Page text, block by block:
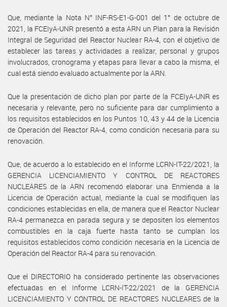
Que, mediante la Nota N° INF-RS-E1-G-001 del 1° de octubre de
2021, la FCEIyA-UNR presentó a esta ARN un Plan para la Revisión
Integral de Seguridad del Reactor Nuclear RA-4, con el objetivo de
establecer las tareas y actividades a realizar, personal y grupos
involucrados, cronograma y etapas para llevar a cabo la misma, el
cual está siendo evaluado actualmente por la ARN.
Que la presentación de dicho plan por parte de la FCEIyA-UNR es
necesaria y relevante, pero no suficiente para dar cumplimiento a
los requisitos establecidos en los Puntos 10, 43 y 44 de la Licencia
de Operación del Reactor RA-4, como condición necesaria para su
renovación.
Que, de acuerdo a lo establecido en el Informe LCRN-IT-22/2021, la
GERENCIA LICENCIAMIENTO Y CONTROL DE REACTORES
NUCLEARES de la ARN recomendó elaborar una Enmienda a la
Licencia de Operación actual, mediante la cual se modifiquen las
condiciones establecidas en ella, de manera que el Reactor Nuclear
RA-4 permanezca en parada segura y se depositen los elementos
combustibles en la caja fuerte hasta tanto se cumplan los
requisitos establecidos como condición necesaria en la Licencia de
Operación del Reactor RA-4 para su renovación.
Que el DIRECTORIO ha considerado pertinente las observaciones
efectuadas en el Informe LCRN-IT-22/2021 de la GERENCIA
LICENCIAMIENTO Y CONTROL DE REACTORES NUCLEARES de la